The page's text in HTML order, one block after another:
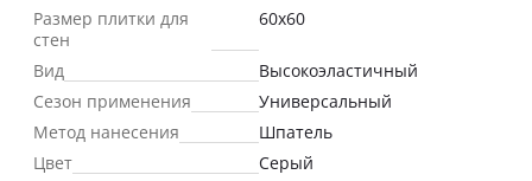
Размер плитки для
стен
60х60
Вид
Высокоэластичный
Сезон применения
Универсальный
Метод нанесения
Шпатель
Цвет
Серый